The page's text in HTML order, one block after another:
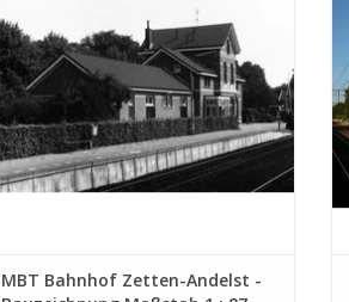
MBT Bahnhof Zetten-Andelst -